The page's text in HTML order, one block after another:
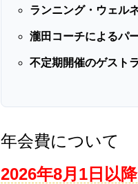
ランニング・ウェル
瀧田コーチによるパ
不定期開催のゲスト
年会費について
2026年8月1日以